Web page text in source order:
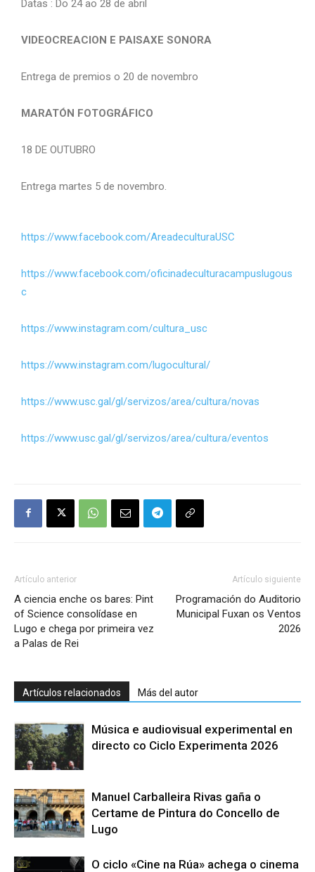
Datas : Do 24 ao 28 de abril
VIDEOCREACION E PAISAXE SONORA
Entrega de premios o 20 de novembro
MARATÓN FOTOGRÁFICO
18 DE OUTUBRO
Entrega martes 5 de novembro.
https://www.facebook.com/AreadeculturaUSC
https://www.facebook.com/oficinadeculturacampuslugous
c
https://www.instagram.com/cultura_usc
https://www.instagram.com/lugocultural/
https://www.usc.gal/gl/servizos/area/cultura/novas
https://www.usc.gal/gl/servizos/area/cultura/eventos
Artículo anterior
A ciencia enche os bares: Pint
of Science consolídase en
Lugo e chega por primeira vez
a Palas de Rei
Artículo siguiente
Programación do Auditorio
Municipal Fuxan os Ventos
2026
Artículos relacionados Más del autor
Música e audiovisual experimental en
directo co Ciclo Experimenta 2026
Manuel Carballeira Rivas gaña o
Certame de Pintura do Concello de
Lugo
O ciclo «Cine na Rúa» achega o cinema